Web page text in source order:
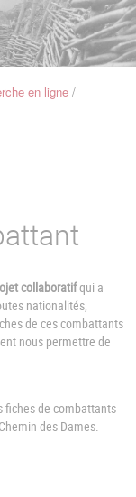
en ligne
collaboratifqui a
nationalités,
de ces combattants
nous permettre de
fiches de combattants
des Dames.